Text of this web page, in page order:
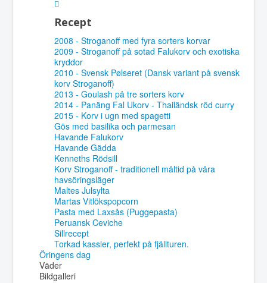
Recept
2008 - Stroganoff med fyra sorters korvar
2009 - Stroganoff på sotad Falukorv och exotiska
kryddor
2010 - Svensk Pølseret (Dansk variant på svensk
korv Stroganoff)
2013 - Goulash på tre sorters korv
2014 - Panäng Fal Ukorv - Thailändsk röd curry
2015 - Korv i ugn med spagetti
Gös med basilika och parmesan
Havande Falukorv
Havande Gädda
Kenneths Rödsill
Korv Stroganoff - traditionell måltid på våra
havsöringsläger
Maltes Julsylta
Martas Vitlökspopcorn
Pasta med Laxsås (Puggepasta)
Peruansk Ceviche
Sillrecept
Torkad kassler, perfekt på fjällturen.
Öringens dag
Väder
Bildgalleri